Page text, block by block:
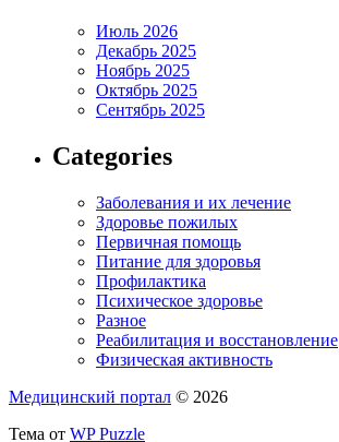
Июль 2026
Декабрь 2025
Ноябрь 2025
Октябрь 2025
Сентябрь 2025
Categories
Заболевания и их лечение
Здоровье пожилых
Первичная помощь
Питание для здоровья
Профилактика
Психическое здоровье
Разное
Реабилитация и восстановление
Физическая активность
Медицинский портал © 2026
Тема от WP Puzzle